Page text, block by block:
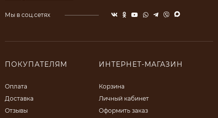
Мы в соц.сетях
ПОКУПАТЕЛЯМ
Оплата
Доставка
Отзывы
ИНТЕРНЕТ-МАГАЗИН
Корзина
Личный кабинет
Оформить заказ